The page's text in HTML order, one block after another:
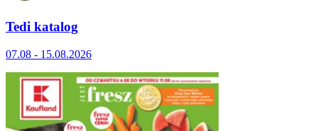
Tedi katalog
07.08 - 15.08.2026